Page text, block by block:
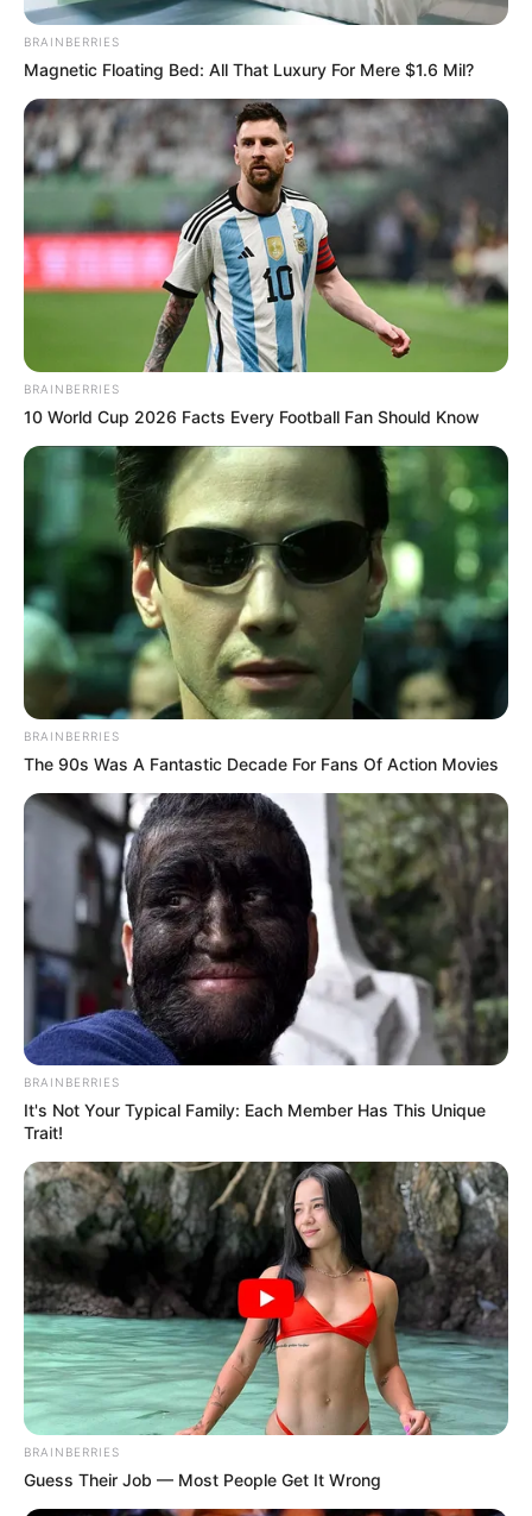
News
ΤΑ ΠΙΟ ΔΗΜΟΦΙΛΗ
BRAINBERRIES
Magnetic Floating Bed: All That Luxury For Mere $1.6 Mil?
BRAINBERRIES
10 World Cup 2026 Facts Every Football Fan Should Know
BRAINBERRIES
The 90s Was A Fantastic Decade For Fans Of Action Movies
BRAINBERRIES
It's Not Your Typical Family: Each Member Has This Unique
Trait!
BRAINBERRIES
Guess Their Job — Most People Get It Wrong